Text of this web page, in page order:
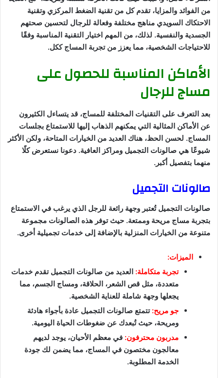
من الفوائد والمزايا، تقدم كل من تقنية الضغط المركزي وتقنية
الاحتكاك السويدي مناهج مختلفة وفعالة للرجال لتحسين صحتهم
الجسدية والنفسية. لذلك، من المهم اختيار التقنية المناسبة وفقًا
للاحتياجات الشخصية، مما يعزز من تجربة المساج ككل.
الأماكن المناسبة للحصول على
مساج للرجال
بعد التعرف على التقنيات المختلفة للمساج، قد يتساءل الكثيرون
عن الأماكن المثالية التي يمكنهم الذهاب إليها للاستمتاع بجلسات
المساج. لحسن الحظ، هناك العديد من الخيارات المتاحة، ولكن الأكثر
شيوعًا هي صالونات التجميل ومراكز العافية. دعونا نستعرض كلًا
منهما بتفصيل أكبر.
صالونات التجميل
صالونات التجميل تُعتبر وجهة رائعة للرجل الذي يرغب في الاستمتاع
بتجربة مساج مريحة وممتعة. حيث توفر هذه الصالونات مجموعة
متنوعة من الخيارات المنزلية بالإضافة إلى خدمات تجميلية أخرى.
الميزات:
تجربة متكاملة: العديد من صالونات التجميل تقدم خدمات
متعددة، مثل قص الشعر، الحلاقة، ومساج الجسم، مما
يجعلها وجهة شاملة للعناية الشخصية.
جو مريح: تتمتع صالونات التجميل عادة بأجواء هادئة
ومريحة، حيث تُبعدك عن ضغوطات الحياة اليومية.
مدربون محترفون: في معظم الأحيان، يوجد لديهم
معالجون مختصون في المساج، مما يضمن لك جودة
الخدمة المطلوبة.